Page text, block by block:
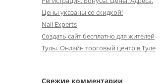
Цены указаны со скидкой!
Nail Experts
Создать сайт бесплатно для жителей
Тулы. Онлайн торговый центр в Туле
Свежие комментарии